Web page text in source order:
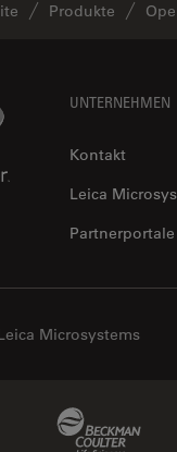
Produkte
Logo UNTERNEHMEN
Kontakt
Leica
Partnerportale
Microsystems